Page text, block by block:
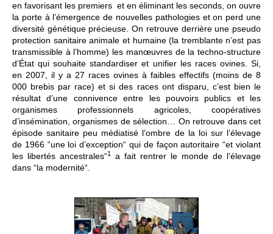
en favorisant les premiers et en éliminant les seconds, on ouvre
la porte à l’émergence de nouvelles pathologies et on perd une
diversité génétique précieuse. On retrouve derrière une pseudo
protection sanitaire animale et humaine (la tremblante n’est pas
transmissible à l’homme) les manœuvres de la techno-structure
d’État qui souhaite standardiser et unifier les races ovines. Si,
en 2007, il y a 27 races ovines à faibles effectifs (moins de 8
000 brebis par race) et si des races ont disparu, c’est bien le
résultat d’une connivence entre les pouvoirs publics et les
organismes professionnels agricoles, coopératives
d’insémination, organismes de sélection… On retrouve dans cet
épisode sanitaire peu médiatisé l’ombre de la loi sur l’élevage
de 1966 “une loi d’exception“ qui de façon autoritaire “et violant
les libertés ancestrales“1
a fait rentrer le monde de l’élevage
dans “la modernité“.